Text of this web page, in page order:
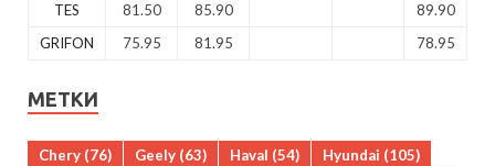
TES
81.50 85.90
89.90
GRIFON
75.95 81.95 78.95
МЕТКИ
Chery (76) Geely (63) Haval (54) Hyundai (105)